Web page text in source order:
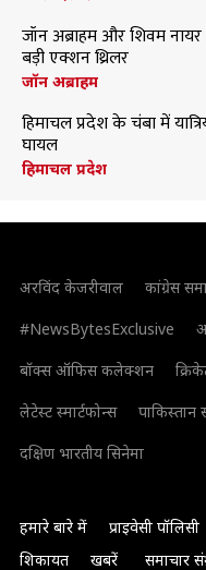
जॉन अब्राहम और शिवम
बड़ी एक्शन थ्रिलर
जॉन अब्राहम
हिमाचल प्रदेश के चंबा में
घायल
हिमाचल प्रदेश
अरविंद केजरीवाल कांग्रेस
#NewsBytesExclusive
बॉक्स ऑफिस कलेक्शन
लेटेस्ट स्मार्टफोन्स
पाकिस्तान
दक्षिण भारतीय सिनेमा
हमारे बारे में प्राइवेसी पॉलिसी
शिकायत
खबरें समाचार